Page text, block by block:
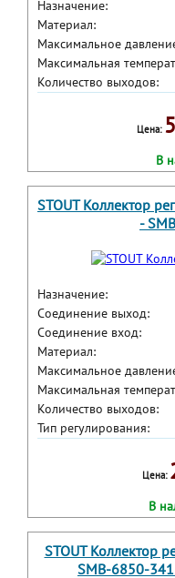
Назначение:
Материал:
Максимальное
Максимальная
Количество выходов:
Цена:
В
STOUT Коллектор
-
Назначение:
Соединение выход:
Соединение вход:
Материал:
Максимальное
Максимальная
Количество выходов:
Тип регулирования:
Цена:
В
STOUT Коллектор
SMB-6850-